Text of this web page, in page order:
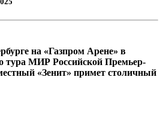
на «Газпром Арене» в
тура МИР Российской Премьер-
«Зенит» примет столичный